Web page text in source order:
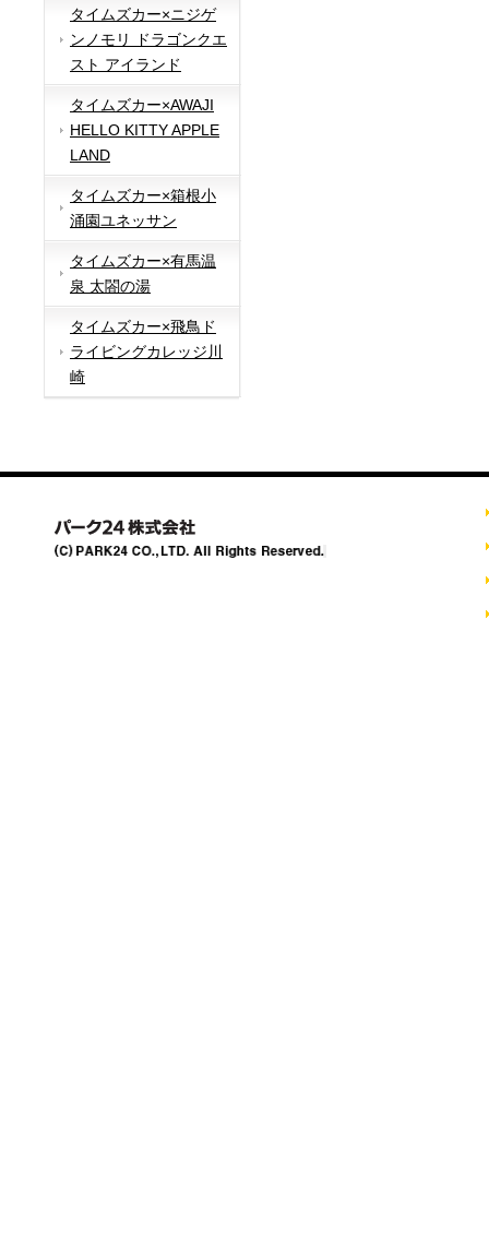
タイムズカー×ニジゲ
ンノモリ ドラゴンクエ
スト アイランド
タイムズカー×AWAJI
HELLO KITTY APPLE
LAND
タイムズカー×箱根小
涌園ユネッサン
タイムズカー×有馬温
泉 太閤の湯
タイムズカー×飛鳥ド
ライビングカレッジ川
崎